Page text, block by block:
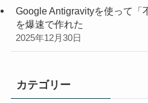
Google Antigravityを使って「
を爆速で作れた
2025年12月30日
カテゴリー